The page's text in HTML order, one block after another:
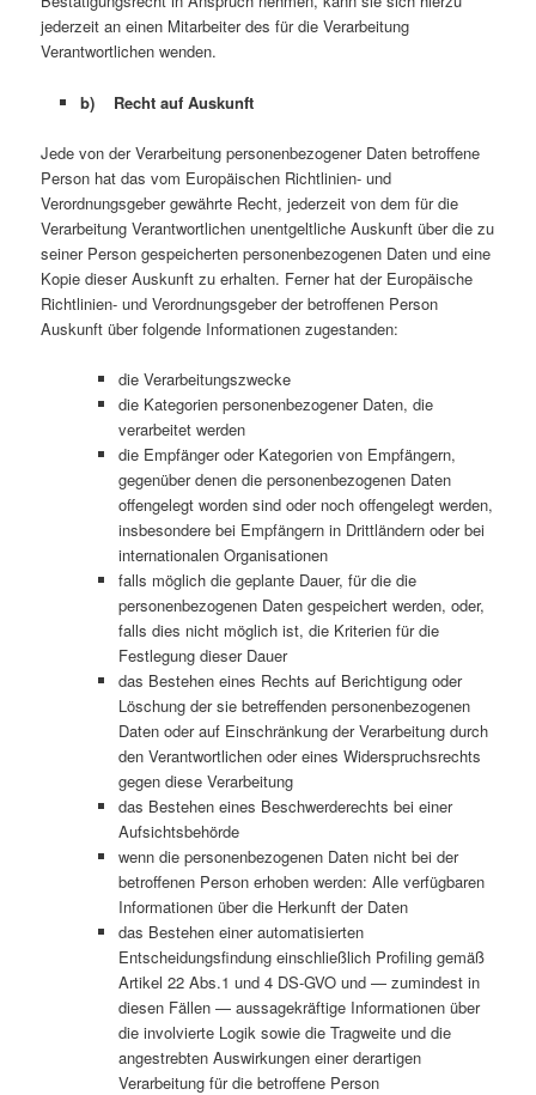
jederzeit an einen Mitarbeiter des für die Verarbeitung
Verantwortlichen wenden.
b) Recht auf Auskunft
Jede von der Verarbeitung personenbezogener Daten betroffene
Person hat das vom Europäischen Richtlinien- und
Verordnungsgeber gewährte Recht, jederzeit von dem für die
Verarbeitung Verantwortlichen unentgeltliche Auskunft über die zu
seiner Person gespeicherten personenbezogenen Daten und eine
Kopie dieser Auskunft zu erhalten. Ferner hat der Europäische
Richtlinien- und Verordnungsgeber der betroffenen Person
Auskunft über folgende Informationen zugestanden:
die Verarbeitungszwecke
die Kategorien personenbezogener Daten, die
verarbeitet werden
die Empfänger oder Kategorien von Empfängern,
gegenüber denen die personenbezogenen Daten
offengelegt worden sind oder noch offengelegt werden,
insbesondere bei Empfängern in Drittländern oder bei
internationalen Organisationen
falls möglich die geplante Dauer, für die die
personenbezogenen Daten gespeichert werden, oder,
falls dies nicht möglich ist, die Kriterien für die
Festlegung dieser Dauer
das Bestehen eines Rechts auf Berichtigung oder
Löschung der sie betreffenden personenbezogenen
Daten oder auf Einschränkung der Verarbeitung durch
den Verantwortlichen oder eines Widerspruchsrechts
gegen diese Verarbeitung
das Bestehen eines Beschwerderechts bei einer
Aufsichtsbehörde
wenn die personenbezogenen Daten nicht bei der
betroffenen Person erhoben werden: Alle verfügbaren
Informationen über die Herkunft der Daten
das Bestehen einer automatisierten
Entscheidungsfindung einschließlich Profiling gemäß
Artikel 22 Abs.1 und 4 DS-GVO und — zumindest in
diesen Fällen — aussagekräftige Informationen über
die involvierte Logik sowie die Tragweite und die
angestrebten Auswirkungen einer derartigen
Verarbeitung für die betroffene Person